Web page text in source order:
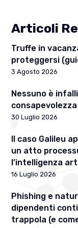
Articoli
Truffe in
proteggersi
3 Agosto 2026
Nessuno è
30 Luglio 2026
Il caso Galileu
un atto
l’intelligenza
16 Luglio 2026
Phishing e
dipendenti
trappola (e